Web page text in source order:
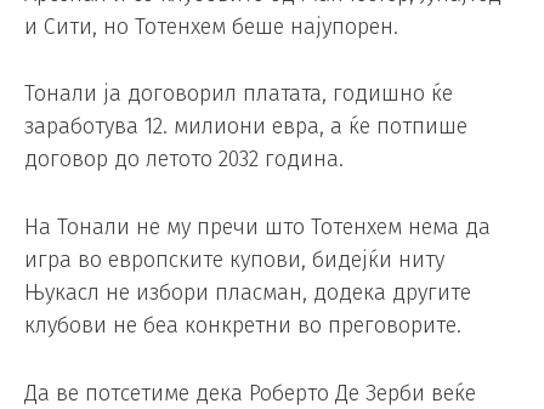
и Сити, но Тотенхем беше најупорен.
Тонали ја договорил платата, годишно ќе
заработува 12. милиони евра, а ќе потпише
договор до летото 2032 година.
На Тонали не му пречи што Тотенхем нема да
игра во европските купови, бидејќи ниту
Њукасл не избори пласман, додека другите
клубови не беа конкретни во преговорите.
Да ве потсетиме дека Роберто Де Зерби веќе